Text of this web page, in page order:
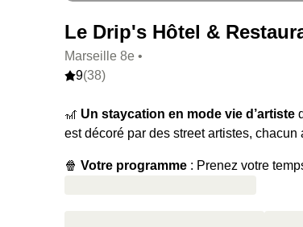
Le Drip's Hôtel &
Marseille 8e •
9(38)
🎢 Un staycation en mode vie d’artiste
est décoré par des street artistes,
🍿 Votre programme : Prenez votre